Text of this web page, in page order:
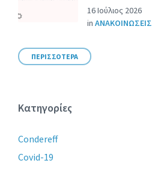
16 Ιούλιος 2026
in ΑΝΑΚΟΙΝΩΣΕΙΣ
ΠΕΡΙΣΣΟΤΕΡΑ
Κατηγορίες
Condereff
Covid-19